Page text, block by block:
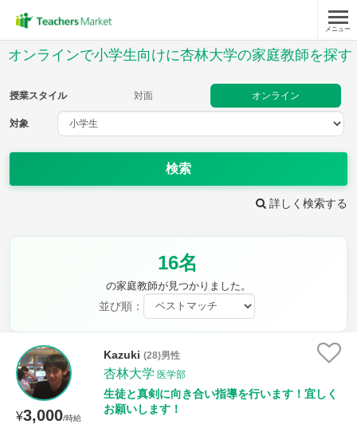
メニュー
オンラインで小学生向けに杏林大学の家庭教師を探す
授業スタイル 対面 オンライン
対象
検索
詳しく検索する
16名
の家庭教師が見つかりました。
並び順：
¥3,000/時給
Kazuki (28)男性
杏林大学 医学部
生徒と真剣に向き合い指導を行います！宜しく
お願いします！
教科
図画工作
時給：¥1,000 ～ ¥10,000
授業可能日
火曜日 水曜日